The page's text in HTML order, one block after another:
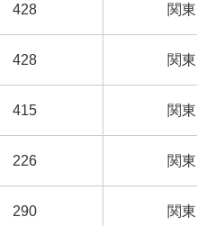
428 関東
428 関東
415 関東
226 関東
290 関東